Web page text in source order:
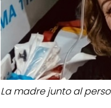
La madre junto al